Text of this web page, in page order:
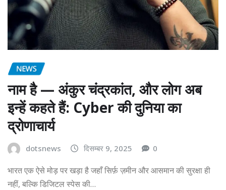
NEWS
नाम है — अंकुर चंद्रकांत, और लोग अब
इन्हें कहते हैं: Cyber की दुनिया का
द्रोणाचार्य
dotsnews दिसम्बर 9, 2025 0
भारत एक ऐसे मोड़ पर खड़ा है जहाँ सिर्फ़ ज़मीन और आसमान की सुरक्षा ही
नहीं, बल्कि डिजिटल स्पेस की…